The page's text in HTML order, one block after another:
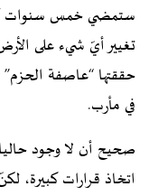
ستمضي خمس سنوات
تغيير أيّ شيء على
حققتها “عاصفة الحزم”
في مأرب.
صحيح أن لا وجود حاليا
اتخاذ قرارات كبيرة،